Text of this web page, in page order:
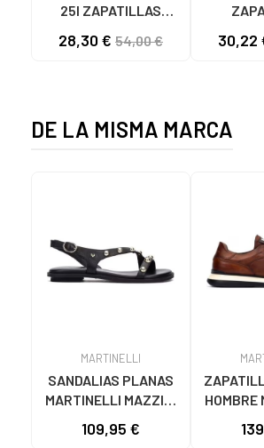
25I ZAPATILLAS
NEGRO NEGRO
28,30 € 54,00 € 30,22
DE LA MISMA MARCA
MARTINELLI
SANDALIAS PLANAS
MARTINELLI MAZZINI
NEGRO NEGRO
109,95 €
HOMBRE